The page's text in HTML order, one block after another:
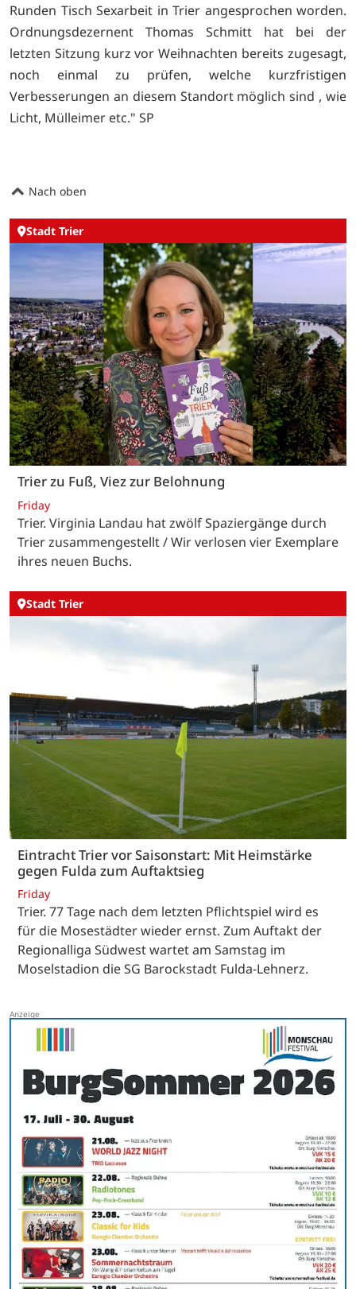
Runden Tisch Sexarbeit in Trier angesprochen worden.
Ordnungsdezernent Thomas Schmitt hat bei der
letzten Sitzung kurz vor Weihnachten bereits zugesagt,
noch einmal zu prüfen, welche kurzfristigen
Verbesserungen an diesem Standort möglich sind , wie
Licht, Mülleimer etc." SP
Nach oben
Stadt Trier
Trier zu Fuß, Viez zur Belohnung
Friday
Trier. Virginia Landau hat zwölf Spaziergänge durch
Trier zusammengestellt / Wir verlosen vier Exemplare
ihres neuen Buchs.
Stadt Trier
Eintracht Trier vor Saisonstart: Mit Heimstärke
gegen Fulda zum Auftaktsieg
Friday
Trier. 77 Tage nach dem letzten Pflichtspiel wird es
für die Mosestädter wieder ernst. Zum Auftakt der
Regionalliga Südwest wartet am Samstag im
Moselstadion die SG Barockstadt Fulda-Lehnerz.